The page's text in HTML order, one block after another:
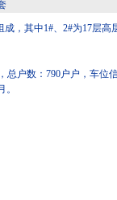
，其中1#、2#为17层高
户数：790户户，车位